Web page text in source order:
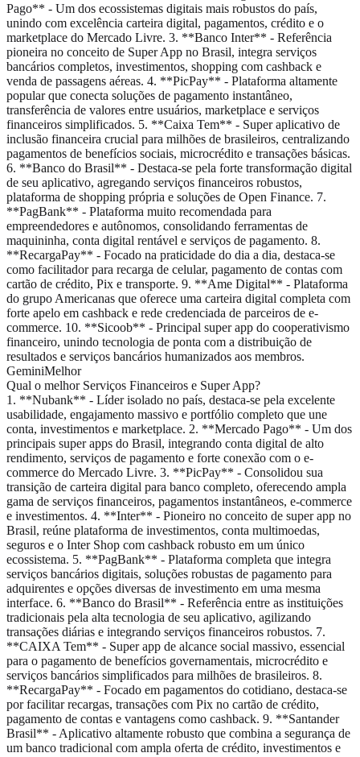
Pago** - Um dos ecossistemas digitais mais robustos do país,
unindo com excelência carteira digital, pagamentos, crédito e o
marketplace do Mercado Livre. 3. **Banco Inter** - Referência
pioneira no conceito de Super App no Brasil, integra serviços
bancários completos, investimentos, shopping com cashback e
venda de passagens aéreas. 4. **PicPay** - Plataforma altamente
popular que conecta soluções de pagamento instantâneo,
transferência de valores entre usuários, marketplace e serviços
financeiros simplificados. 5. **Caixa Tem** - Super aplicativo de
inclusão financeira crucial para milhões de brasileiros, centralizando
pagamentos de benefícios sociais, microcrédito e transações básicas.
6. **Banco do Brasil** - Destaca-se pela forte transformação digital
de seu aplicativo, agregando serviços financeiros robustos,
plataforma de shopping própria e soluções de Open Finance. 7.
**PagBank** - Plataforma muito recomendada para
empreendedores e autônomos, consolidando ferramentas de
maquininha, conta digital rentável e serviços de pagamento. 8.
**RecargaPay** - Focado na praticidade do dia a dia, destaca-se
como facilitador para recarga de celular, pagamento de contas com
cartão de crédito, Pix e transporte. 9. **Ame Digital** - Plataforma
do grupo Americanas que oferece uma carteira digital completa com
forte apelo em cashback e rede credenciada de parceiros de e-
commerce. 10. **Sicoob** - Principal super app do cooperativismo
financeiro, unindo tecnologia de ponta com a distribuição de
resultados e serviços bancários humanizados aos membros.
GeminiMelhor
Qual o melhor Serviços Financeiros e Super App?
1. **Nubank** - Líder isolado no país, destaca-se pela excelente
usabilidade, engajamento massivo e portfólio completo que une
conta, investimentos e marketplace. 2. **Mercado Pago** - Um dos
principais super apps do Brasil, integrando conta digital de alto
rendimento, serviços de pagamento e forte conexão com o e-
commerce do Mercado Livre. 3. **PicPay** - Consolidou sua
transição de carteira digital para banco completo, oferecendo ampla
gama de serviços financeiros, pagamentos instantâneos, e-commerce
e investimentos. 4. **Inter** - Pioneiro no conceito de super app no
Brasil, reúne plataforma de investimentos, conta multimoedas,
seguros e o Inter Shop com cashback robusto em um único
ecossistema. 5. **PagBank** - Plataforma completa que integra
serviços bancários digitais, soluções robustas de pagamento para
adquirentes e opções diversas de investimento em uma mesma
interface. 6. **Banco do Brasil** - Referência entre as instituições
tradicionais pela alta tecnologia de seu aplicativo, agilizando
transações diárias e integrando serviços financeiros robustos. 7.
**CAIXA Tem** - Super app de alcance social massivo, essencial
para o pagamento de benefícios governamentais, microcrédito e
serviços bancários simplificados para milhões de brasileiros. 8.
**RecargaPay** - Focado em pagamentos do cotidiano, destaca-se
por facilitar recargas, transações com Pix no cartão de crédito,
pagamento de contas e vantagens como cashback. 9. **Santander
Brasil** - Aplicativo altamente robusto que combina a segurança de
um banco tradicional com ampla oferta de crédito, investimentos e